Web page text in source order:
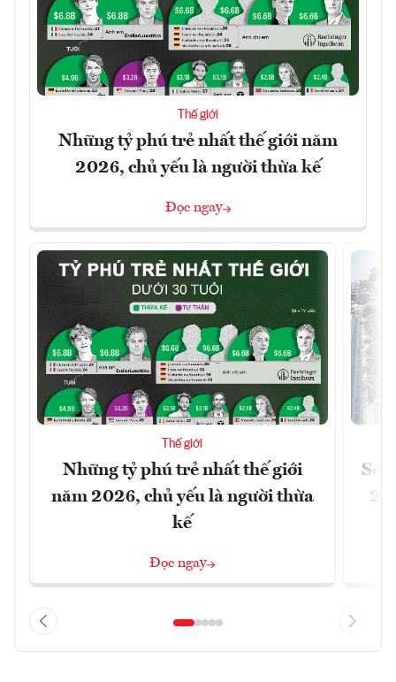
Thế giới
Những tỷ phú trẻ nhất thế giới năm
2026, chủ yếu là người thừa kế
Đọc ngay
Thế giới
Những tỷ phú trẻ nhất thế giới
năm 2026, chủ yếu là người thừa
kế
Đọc ngay
Số